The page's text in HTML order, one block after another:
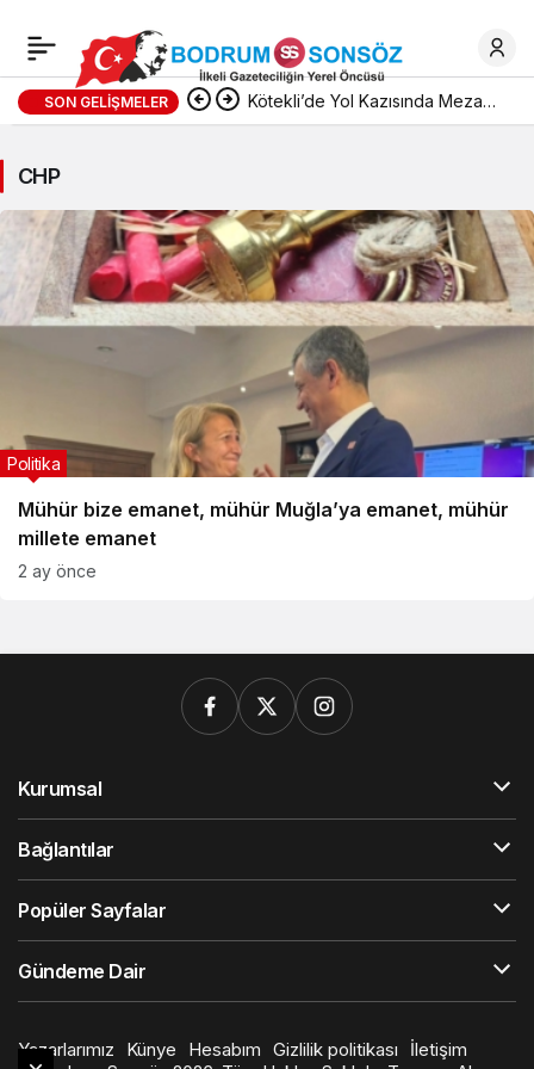
SON GELIŞMELER Kötekli’de Yol Kazısında Mezar
CHP
Mühür bize emanet, mühür Muğla’ya emanet, mühür
millete emanet
Politika
2 ay önce
Kurumsal
Bağlantılar
Popüler Sayfalar
Gündeme Dair
Yazarlarımız Künye Hesabım Gizlilik politikası
İletişim